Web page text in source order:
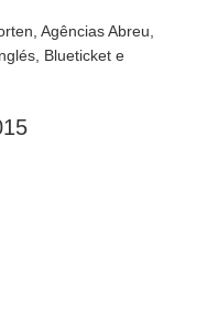
Agências Abreu,
Blueticket e